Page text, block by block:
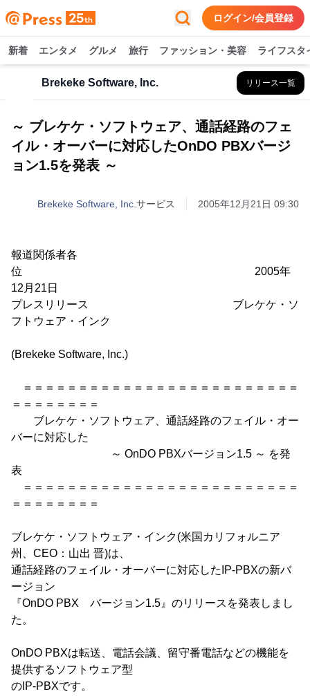
ログイン/会員登録
新着 エンタメ グルメ 旅行 ファッション・美容 ライフスタ
Brekeke Software, Inc. リリース一覧
～ ブレケケ・ソフトウェア、通話経路のフェ
イル・オーバーに対応したOnDO PBXバージ
ョン1.5を発表 ～
Brekeke Software, Inc. サービス 2005年12月21日 09:30
報道関係者各
位 2005年
12月21日
プレスリリース ブレケケ・ソ
フトウェア・インク
(Brekeke Software, Inc.)
＝＝＝＝＝＝＝＝＝＝＝＝＝＝＝＝＝＝＝＝＝＝＝＝＝
＝＝＝＝＝＝＝＝
ブレケケ・ソフトウェア、通話経路のフェイル・オー
バーに対応した
～ OnDO PBXバージョン1.5 ～ を発
表
＝＝＝＝＝＝＝＝＝＝＝＝＝＝＝＝＝＝＝＝＝＝＝＝＝
＝＝＝＝＝＝＝＝
ブレケケ・ソフトウェア・インク(米国カリフォルニア
州、CEO：山出 晋)は、
通話経路のフェイル・オーバーに対応したIP-PBXの新バ
ージョン
『OnDO PBX バージョン1.5』のリリースを発表しまし
た。
OnDO PBXは転送、電話会議、留守番電話などの機能を
提供するソフトウェア型
のIP-PBXです。